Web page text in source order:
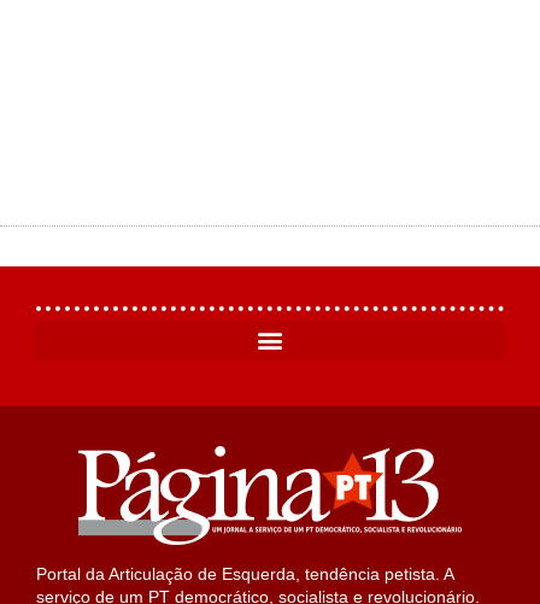
Portal da Articulação de Esquerda, tendência petista. A
serviço de um PT democrático, socialista e revolucionário.